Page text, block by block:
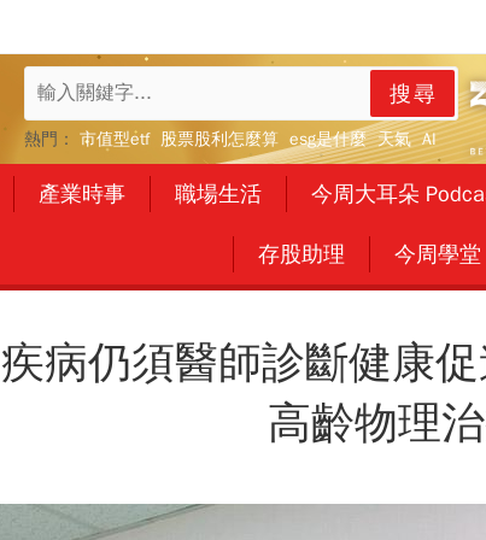
搜尋
熱門： 市值型etf 股票股利怎麼算 esg是什麼 天氣 AI
產業時事 職場生活 今周大耳朵
存股助理 今周學堂
疾病仍須醫師診斷健康
高齡物理